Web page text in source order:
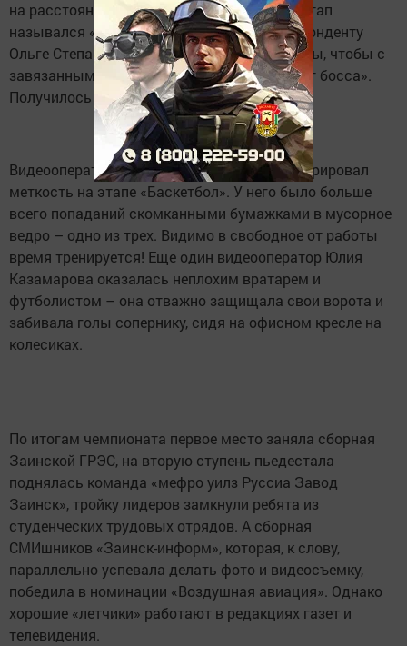
на расстояние более десяти метров. Этот этап
назывался «Бумажной авиацией». Корреспонденту
Ольге Степановой потребовалось полминуты, чтобы с
завязанными глазами нарисовать «Портрет босса».
Получилось очень даже похоже.
Видеооператор Игорь Майоров продемонстрировал
меткость на этапе «Баскетбол». У него было больше
всего попаданий скомканными бумажками в мусорное
ведро – одно из трех. Видимо в свободное от работы
время тренируется! Еще один видеооператор Юлия
Казамарова оказалась неплохим вратарем и
футболистом – она отважно защищала свои ворота и
забивала голы сопернику, сидя на офисном кресле на
колесиках.
По итогам чемпионата первое место заняла сборная
Заинской ГРЭС, на вторую ступень пьедестала
поднялась команда «мефро уилз Руссиа Завод
Заинск», тройку лидеров замкнули ребята из
студенческих трудовых отрядов. А сборная
СМИшников «Заинск-информ», которая, к слову,
параллельно успевала делать фото и видеосъемку,
победила в номинации «Воздушная авиация». Однако
хорошие «летчики» работают в редакциях газет и
телевидения.